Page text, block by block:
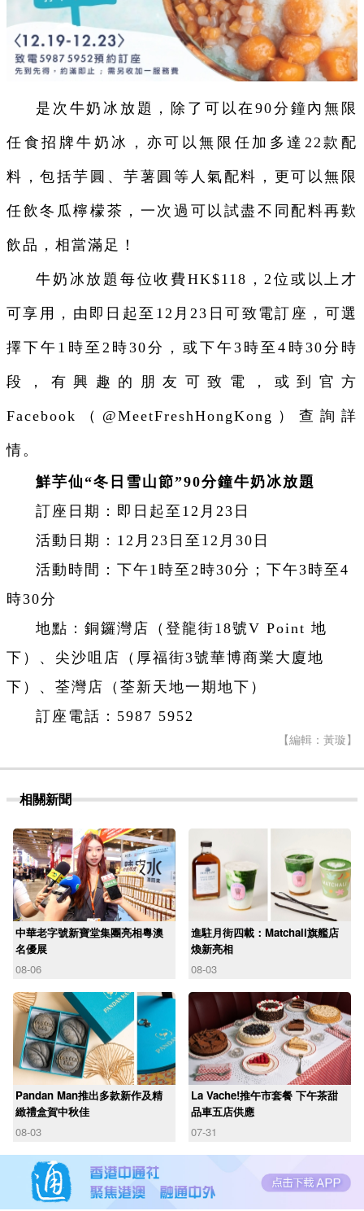
是次牛奶冰放題，除了可以在90分鐘內無限
任食招牌牛奶冰，亦可以無限任加多達22款配
料，包括芋圓、芋薯圓等人氣配料，更可以無限
任飲冬瓜檸檬茶，一次過可以試盡不同配料再歎
飲品，相當滿足！
牛奶冰放題每位收費HK$118，2位或以上才
可享用，由即日起至12月23日可致電訂座，可選
擇下午1時至2時30分，或下午3時至4時30分時
段，有興趣的朋友可致電，或到官方
Facebook（@MeetFreshHongKong）查詢詳
情。
鮮芋仙“冬日雪山節”90分鐘牛奶冰放題
訂座日期：即日起至12月23日
活動日期：12月23日至12月30日
活動時間： 下午1時至2時30分； 下午3時至4
時30分
地點：銅鑼灣店（登龍街18號V Point 地
下 ）、尖沙咀店（厚福街3號華博商業大廈地
下 ）、荃灣店（荃新天地一期地下 ）
訂座電話：5987 5952
【編輯：黃璇】
相關新聞
中華老字號新寶堂集團亮相粵澳
名優展
08-06
進駐月街四載：Matchali旗艦店
煥新亮相
08-03
Pandan Man推出多款新作及精
緻禮盒賀中秋佳
08-03
La Vache!推午市套餐 下午茶甜
品車五店供應
07-31